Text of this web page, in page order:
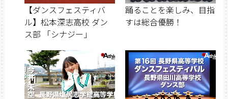
【ダンスフェスティバ
ル】松本深志高校 ダン
ス部 「シナジー」
踊ることを楽しみ、目指
すは総合優勝！